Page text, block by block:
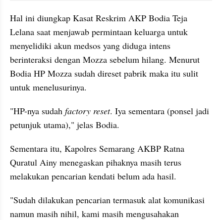
Hal ini diungkap Kasat Reskrim AKP Bodia Teja
Lelana saat menjawab permintaan keluarga untuk
menyelidiki akun medsos yang diduga intens
berinteraksi dengan Mozza sebelum hilang. Menurut
Bodia HP Mozza sudah direset pabrik maka itu sulit
untuk menelusurinya.
"HP-nya sudah factory reset. Iya sementara (ponsel jadi
petunjuk utama)," jelas Bodia.
Sementara itu, Kapolres Semarang AKBP Ratna
Quratul Ainy menegaskan pihaknya masih terus
melakukan pencarian kendati belum ada hasil.
"Sudah dilakukan pencarian termasuk alat komunikasi
namun masih nihil, kami masih mengusahakan